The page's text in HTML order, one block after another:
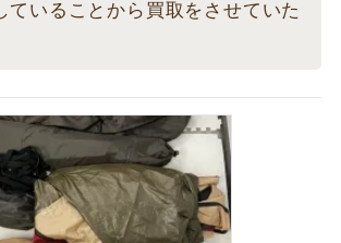
ていることから買取をさせていた